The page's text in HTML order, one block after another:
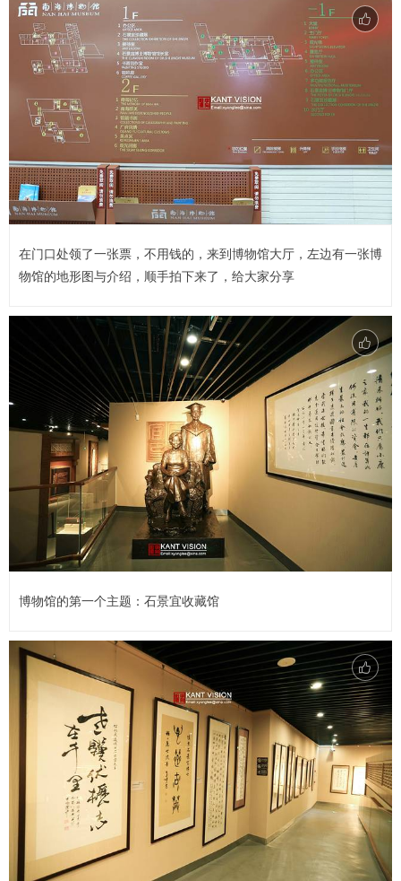
在门口处领了一张票，不用钱的，来到博物馆大厅，左边有一张博
物馆的地形图与介绍，顺手拍下来了，给大家分享
博物馆的第一个主题：石景宜收藏馆